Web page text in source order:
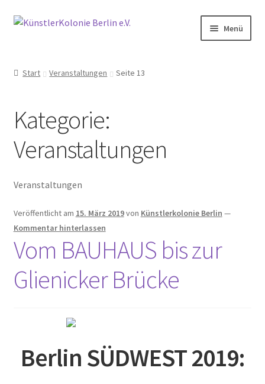
Zur
Zum
Menü
Anfahrt
Archiv
2014
2015
2016
2017
2020
Start Veranstaltungen Seite 13
Kategorie:
Veranstaltungen
Veranstaltungen
Veröffentlicht am 15. März 2019von Künstlerkolonie Berlin —
Kommentar hinterlassen
Vom BAUHAUS bis zur
Glienicker Brücke
Berlin SÜDWEST 2019: